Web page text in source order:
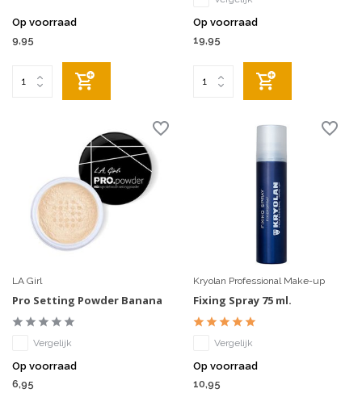
Op voorraad
9,95
Op voorraad
19,95
LA Girl
Pro Setting Powder Banana
Vergelijk
Op voorraad
6,95
Kryolan Professional Make-up
Fixing Spray 75 ml.
Vergelijk
Op voorraad
10,95